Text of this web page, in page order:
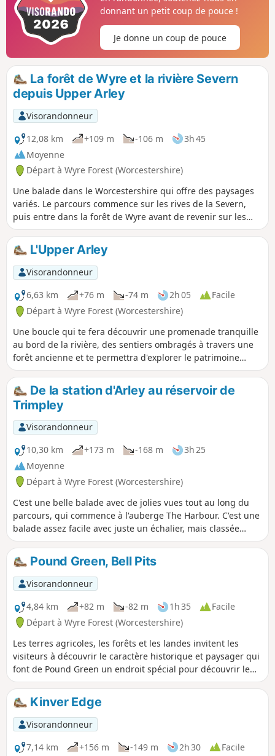
donnant un petit coup de pouce !
Je donne un coup de pouce
La forêt de Wyre et la rivière Severn
depuis Upper Arley
Visorandonneur
12,08 km
+109 m -106 m
3h 45
Moyenne
Départ à Wyre Forest (Worcestershire)
Une balade dans le Worcestershire qui offre des paysages
variés. Le parcours commence sur les rives de la Severn,
puis entre dans la forêt de Wyre avant de revenir sur les
berges de la rivière pour un retour facile jusqu'au point de
départ. Cette balade dans la campagne du Worcestershire
offre une grande variété de paysages, de la forêt de Wyre
aux rives de la Severn.
L'Upper Arley
Visorandonneur
6,63 km
+76 m -74 m 2h 05
Facile
Départ à Wyre Forest (Worcestershire)
Une boucle qui te fera découvrir une promenade tranquille
au bord de la rivière, des sentiers ombragés à travers une
forêt ancienne et te permettra d'explorer le patrimoine
industriel britannique avec le pont Victoria et le chemin de
fer à vapeur de la vallée de la Severn.
De la station d'Arley au réservoir de
Trimpley
Visorandonneur
10,30 km
+173 m -168 m
3h 25
Moyenne
Départ à Wyre Forest (Worcestershire)
C'est une belle balade avec de jolies vues tout au long du
parcours, qui commence à l'auberge The Harbour. C'est une
balade assez facile avec juste un échalier, mais classée
comme moyenne à cause des 100 premiers mètres un peu
raides. La balade fait environ 10 km dans la forêt de Wyre et
passe par la gare d'Arley, la forêt de Wyre, le pont Victoria,
la voie ferrée de la vallée de la Severn, puis traverse la
Severn par une passerelle et le réservoir de Trimpley.
Pound Green, Bell Pits
Visorandonneur
4,84 km
+82 m -82 m 1h 35
Facile
Départ à Wyre Forest (Worcestershire)
Les terres agricoles, les forêts et les landes invitent les
visiteurs à découvrir le caractère historique et paysager qui
font de Pound Green un endroit spécial pour découvrir le
charme rural du Worcestershire.
Kinver Edge
Visorandonneur
7,14 km
+156 m -149 m 2h 30
Facile